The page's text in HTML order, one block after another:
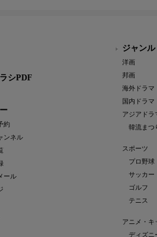
シPDF
約
ンネル
ール
ジャンル
洋画
邦画
海外ドラマ
国内ドラマ
アジアドラ
韓流まつり
スポーツ
プロ野球
サッカー
ゴルフ
テニス
アニメ・キ
ディズニ